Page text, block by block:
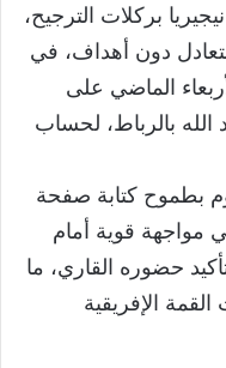
بركلات الترجيح،
دون أهداف، في
الماضي على
بالرباط، لحساب
بطموح كتابة صفحة
مواجهة قوية أمام
حضوره القاري، ما
الإفريقية